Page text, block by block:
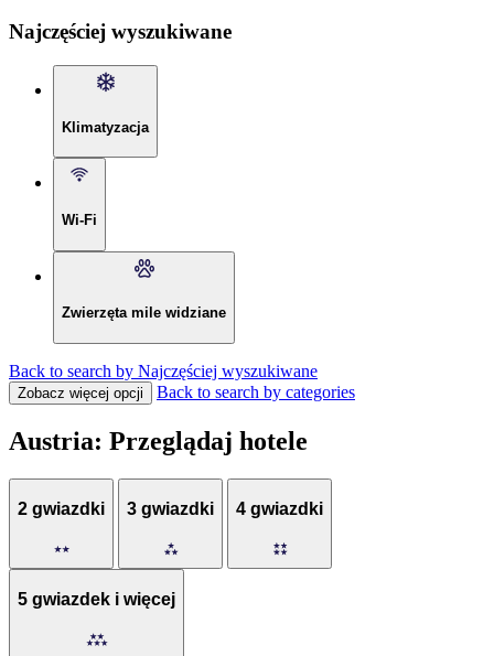
Najczęściej wyszukiwane
Klimatyzacja
Wi-Fi
Zwierzęta mile widziane
Back to search by Najczęściej wyszukiwane
Zobacz więcej opcji Back to search by categories
Austria: Przeglądaj hotele
2 gwiazdki 3 gwiazdki 4 gwiazdki
5 gwiazdek i więcej